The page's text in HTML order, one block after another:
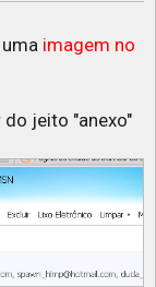
imagem no
jeito "anexo"